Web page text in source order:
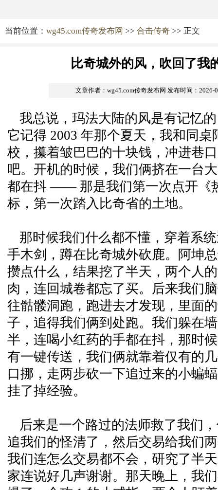
当前位置： wg45.com传奇发布网 >> 合击传奇 >> 正文
比奇城外的风，吹回了我
文章作者：wg45.com传奇发布网 发布时间：2026-
我总说，玛法大陆的风是有记忆
它记得 2003 年那个夏天，我和同桌
校，攥着皱巴巴的十块钱，冲进巷
吧。开机的时候，我们俩挤在一台
都在抖 —— 那是我们第一次点开《
标，第一次踏入比奇省的土地。
那时候我们什么都不懂，穿着系
手木剑，蹲在比奇城外砍鹿。阿坤
攒点什么，结果挖了半天，两个人
肉，连回城卷都忘了买。后来我们
往骷髅洞跑，跑进去才发现，里面
子，追得我们俩到处跑。我们躲在
半，连喝小红药的手都在抖，那时
有一键传送，我们俩就靠着仅有的
口挪，走两步砍一下追过来的小蝙
挂了掉经验。
后来是一个路过的法师救了我们
追我们的怪清了，然后交易给我们
我们连怎么交易都不会，研究了半
家连说好几声谢谢。那天晚上，我